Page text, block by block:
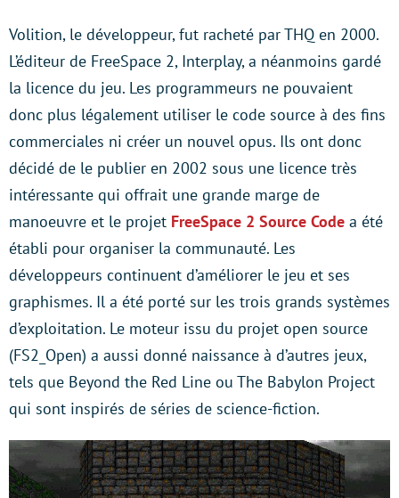
Volition, le développeur, fut racheté par THQ en 2000.
L’éditeur de FreeSpace 2, Interplay, a néanmoins gardé
la licence du jeu. Les programmeurs ne pouvaient
donc plus légalement utiliser le code source à des fins
commerciales ni créer un nouvel opus. Ils ont donc
décidé de le publier en 2002 sous une licence très
intéressante qui offrait une grande marge de
manoeuvre et le projet FreeSpace 2 Source Code a été
établi pour organiser la communauté. Les
développeurs continuent d’améliorer le jeu et ses
graphismes. Il a été porté sur les trois grands systèmes
d’exploitation. Le moteur issu du projet open source
(FS2_Open) a aussi donné naissance à d’autres jeux,
tels que Beyond the Red Line ou The Babylon Project
qui sont inspirés de séries de science-fiction.